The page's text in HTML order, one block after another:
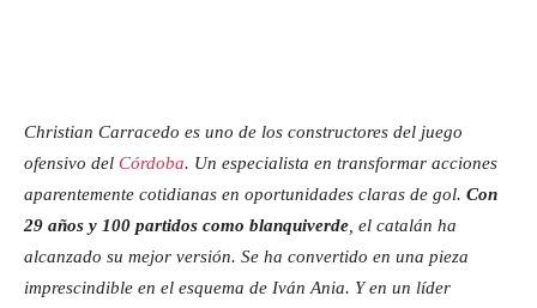
Christian Carracedo es uno de los constructores del juego
ofensivo del Córdoba. Un especialista en transformar acciones
aparentemente cotidianas en oportunidades claras de gol. Con
29 años y 100 partidos como blanquiverde , el catalán ha
alcanzado su mejor versión. Se ha convertido en una pieza
imprescindible en el esquema de Iván Ania. Y en un líder